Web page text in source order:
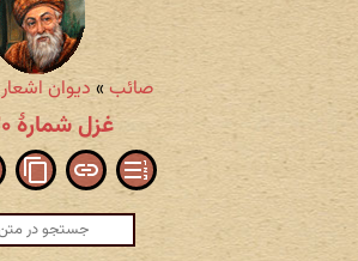
صائب »دیوان اشعار
غزل شمارهٔ ۴۸۳۰